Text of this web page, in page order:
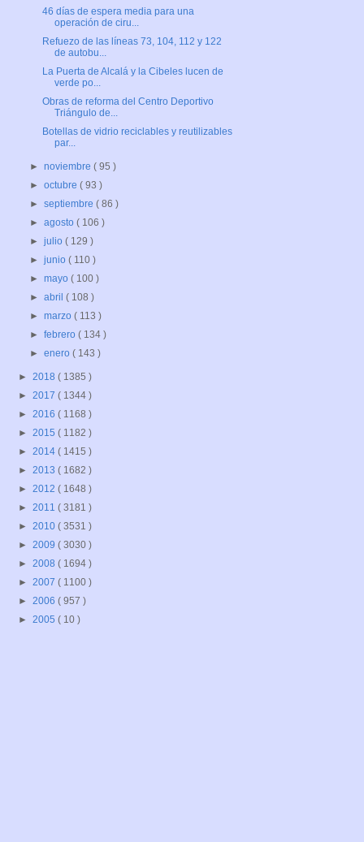
46 días de espera media para una
operación de ciru...
Refuezo de las líneas 73, 104, 112 y 122
de autobu...
La Puerta de Alcalá y la Cibeles lucen de
verde po...
Obras de reforma del Centro Deportivo
Triángulo de...
Botellas de vidrio reciclables y reutilizables
par...
►noviembre( 95 )
►octubre( 93 )
►septiembre( 86 )
►agosto( 106 )
►julio( 129 )
►junio( 110 )
►mayo( 100 )
►abril( 108 )
►marzo( 113 )
►febrero( 134 )
►enero( 143 )
► 2018 ( 1385 )
► 2017 ( 1344 )
► 2016 ( 1168 )
► 2015 ( 1182 )
► 2014 ( 1415 )
► 2013 ( 1682 )
► 2012 ( 1648 )
► 2011 ( 3181 )
► 2010 ( 3531 )
► 2009 ( 3030 )
► 2008 ( 1694 )
► 2007 ( 1100 )
► 2006 ( 957 )
► 2005 ( 10 )